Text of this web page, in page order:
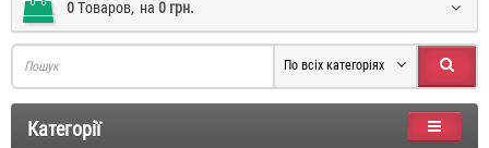
0Tоваров, на 0 грн.
По всіх категоріях
Категорії